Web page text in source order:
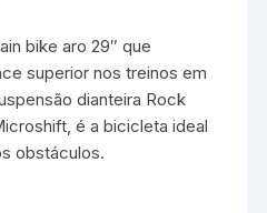
bike aro 29″ que
superior nos treinos em
dianteira Rock
é a bicicleta ideal
obstáculos.